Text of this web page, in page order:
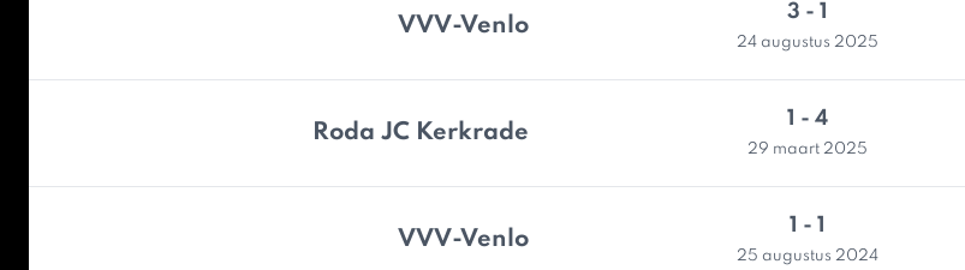
VVV-Venlo
3 - 1
24 augustus 2025
Roda JC Kerkrade
1 - 4
29 maart 2025
VVV-Venlo
1 - 1
25 augustus 2024